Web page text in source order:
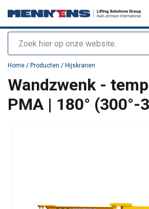
Zoeken
toegevoegd aan uw offerte
Home / Producten / Hijskranen
Wandzwenk -
PMA | 180° (300°-